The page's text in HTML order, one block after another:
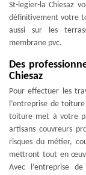
St-legier-la Chiesaz
définitivement votre
aussi sur les
membrane pvc.
Des
Chiesaz
Pour effectuer les
l’entreprise de
toiture met à votre
artisans couvreurs
risques du métier,
mettront tout en
Avec l’entreprise